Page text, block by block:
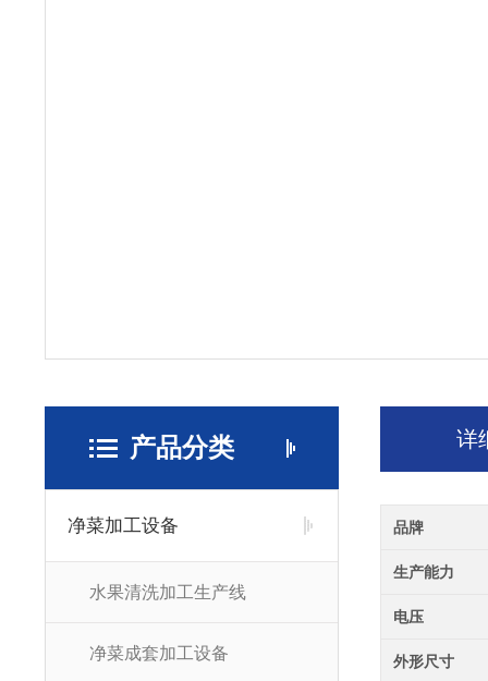
产品分类
净菜加工设备
水果清洗加工生产线
净菜成套加工设备
详
品牌
生产能力
电压
外形尺寸